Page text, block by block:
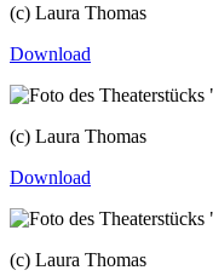
(c) Laura Thomas
Download
(c) Laura Thomas
Download
(c) Laura Thomas